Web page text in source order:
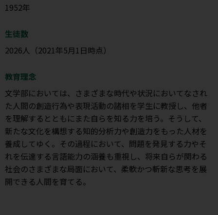
1952年
生徒数
2026人（2021年5月1日時点）
教育理念
文学部においては、さまざまな時代や状況においてなされ
た人間の創造行為や表現活動の諸相を学生に教授し、他者
を理解するとともにまた自らを知る力を培う。そうして、
新たな文化を構想する知的分析力や創造力をもった人材を
養成してゆく。その過程において、問題を発見する力やそ
れを伝達する言語能力の涵養も重視し、将来自らが関わる
社会のさまざまな局面において、柔軟かつ斬新な思考を展
開できる人間を育てる。